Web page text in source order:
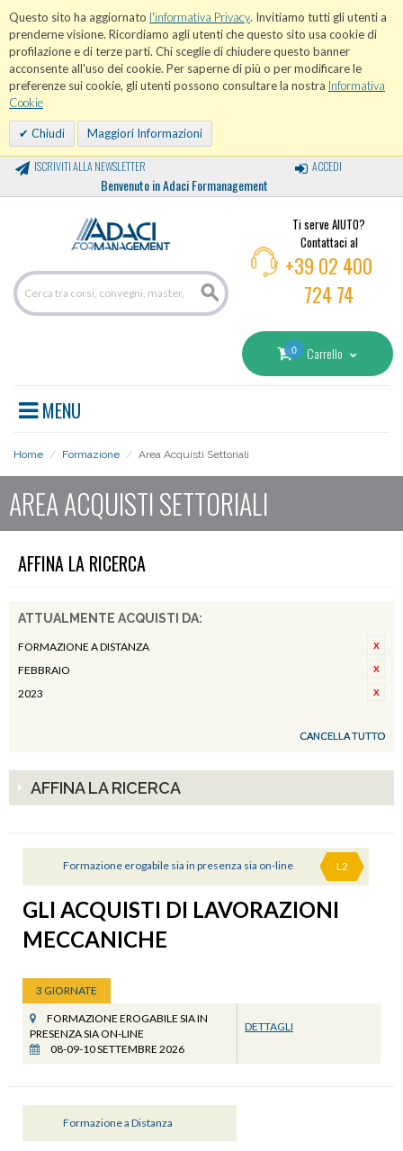
Questo sito ha aggiornato l'informativa Privacy. Invitiamo tutti gli utenti a
prenderne visione. Ricordiamo agli utenti che questo sito usa cookie di
profilazione e di terze parti. Chi sceglie di chiudere questo banner
acconsente all'uso dei cookie. Per saperne di più o per modificare le
preferenze sui cookie, gli utenti possono consultare la nostra Informativa
Cookie
Chiudi Maggiori Informazioni
ISCRIVITI ALLA NEWSLETTER
Benvenuto in Adaci Formanagement
ACCEDI
Ti serve AIUTO?
Contattaci al
+39 02 400
724 74
0 Carrello
MENU
Home / Formazione / Area Acquisti Settoriali
AREA ACQUISTI SETTORIALI
AFFINA LA RICERCA
ATTUALMENTE ACQUISTI DA:
FORMAZIONE A DISTANZA
FEBBRAIO
2023
CANCELLA TUTTO
AFFINA LA RICERCA
Formazione erogabile sia in presenza sia on-line L2
GLI ACQUISTI DI LAVORAZIONI
MECCANICHE
3 GIORNATE
FORMAZIONE EROGABILE SIA IN
PRESENZA SIA ON-LINE
08-09-10 SETTEMBRE 2026
DETTAGLI
Formazione a Distanza